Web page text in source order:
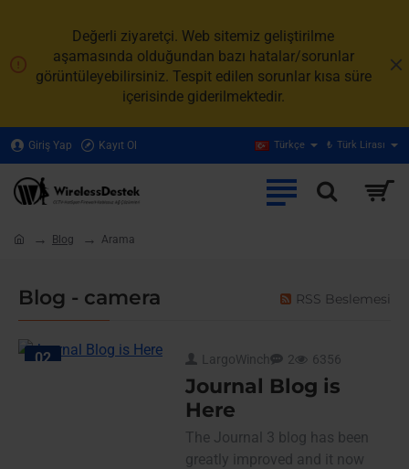
Değerli ziyaretçi. Web sitemiz geliştirilme
aşamasında olduğundan bazı hatalar/sorunlar
görüntüleyebilirsiniz. Tespit edilen sorunlar kısa süre
içerisinde giderilmektedir.
Giriş Yap Kayıt Ol Türkçe ₺ Türk Lirası
Blog - camera RSS Beslemesi
Blog Arama
02 LargoWinch 2 6356
Journal Blog is
Here
The Journal 3 blog has been
greatly improved and it now